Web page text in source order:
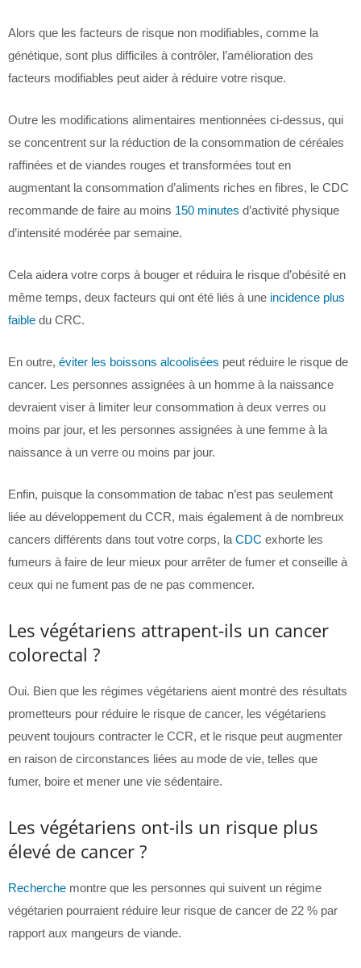
Alors que les facteurs de risque non modifiables, comme la
génétique, sont plus difficiles à contrôler, l’amélioration des
facteurs modifiables peut aider à réduire votre risque.
Outre les modifications alimentaires mentionnées ci-dessus, qui
se concentrent sur la réduction de la consommation de céréales
raffinées et de viandes rouges et transformées tout en
augmentant la consommation d’aliments riches en fibres, le CDC
recommande de faire au moins 150 minutes d’activité physique
d’intensité modérée par semaine.
Cela aidera votre corps à bouger et réduira le risque d’obésité en
même temps, deux facteurs qui ont été liés à une incidence plus
faible du CRC.
En outre, éviter les boissons alcoolisées peut réduire le risque de
cancer. Les personnes assignées à un homme à la naissance
devraient viser à limiter leur consommation à deux verres ou
moins par jour, et les personnes assignées à une femme à la
naissance à un verre ou moins par jour.
Enfin, puisque la consommation de tabac n’est pas seulement
liée au développement du CCR, mais également à de nombreux
cancers différents dans tout votre corps, la CDC exhorte les
fumeurs à faire de leur mieux pour arrêter de fumer et conseille à
ceux qui ne fument pas de ne pas commencer.
Les végétariens attrapent-ils un cancer
colorectal ?
Oui. Bien que les régimes végétariens aient montré des résultats
prometteurs pour réduire le risque de cancer, les végétariens
peuvent toujours contracter le CCR, et le risque peut augmenter
en raison de circonstances liées au mode de vie, telles que
fumer, boire et mener une vie sédentaire.
Les végétariens ont-ils un risque plus
élevé de cancer ?
Recherche montre que les personnes qui suivent un régime
végétarien pourraient réduire leur risque de cancer de 22 % par
rapport aux mangeurs de viande.